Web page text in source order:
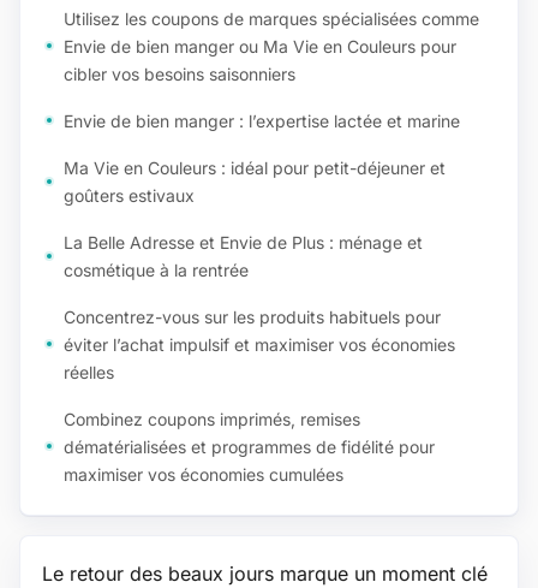
Utilisez les coupons de marques spécialisées comme
Envie de bien manger ou Ma Vie en Couleurs pour
cibler vos besoins saisonniers
Envie de bien manger : l’expertise lactée et marine
Ma Vie en Couleurs : idéal pour petit-déjeuner et
goûters estivaux
La Belle Adresse et Envie de Plus : ménage et
cosmétique à la rentrée
Concentrez-vous sur les produits habituels pour
éviter l’achat impulsif et maximiser vos économies
réelles
Combinez coupons imprimés, remises
dématérialisées et programmes de fidélité pour
maximiser vos économies cumulées
Le retour des beaux jours marque un moment clé